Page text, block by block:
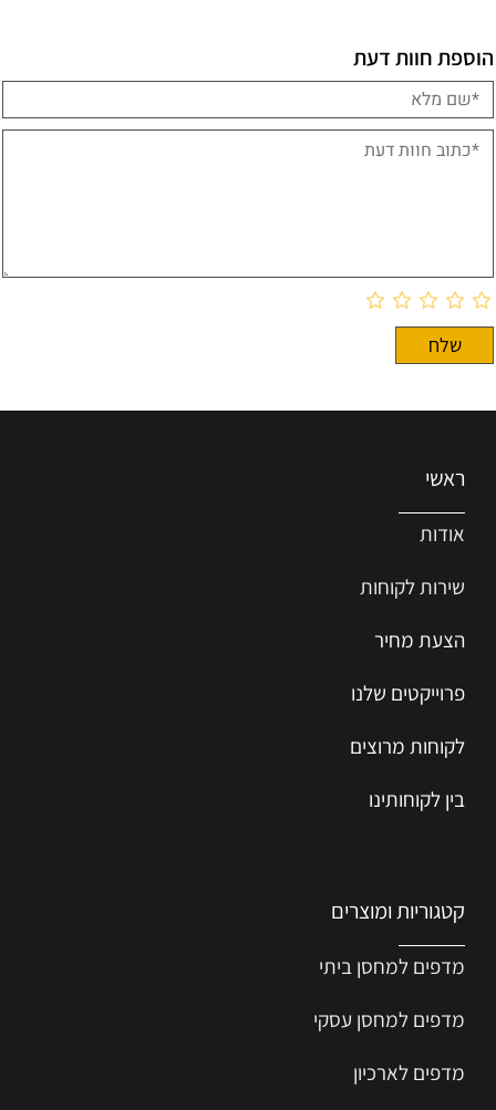
הוספת חוות דעת
ראשי
אודות
שירות לקוחות
הצעת מחיר
פרוייקטים שלנו
לקוחות מרוצים
בין לקוחותינו
קטגוריות ומוצרים
מדפים למחסן ביתי
מדפים למחסן עסקי
מדפים לארכיון